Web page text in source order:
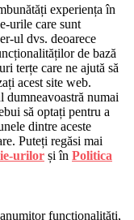
experiența în
urile care sunt
ul dvs. deoarece
de bază
terțe care ne ajută să
acest site web.
numai
să optați pentru a
dintre aceste
Puteți regăsi mai
urilor și în Politica
funcționalități,